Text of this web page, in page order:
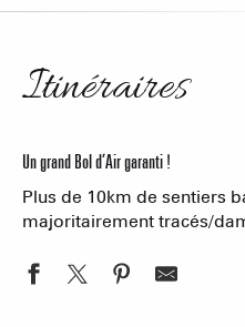
Itinéraires
Un grand Bol d’Air garanti !
Plus de 10km de sentiers
majoritairement tracés/